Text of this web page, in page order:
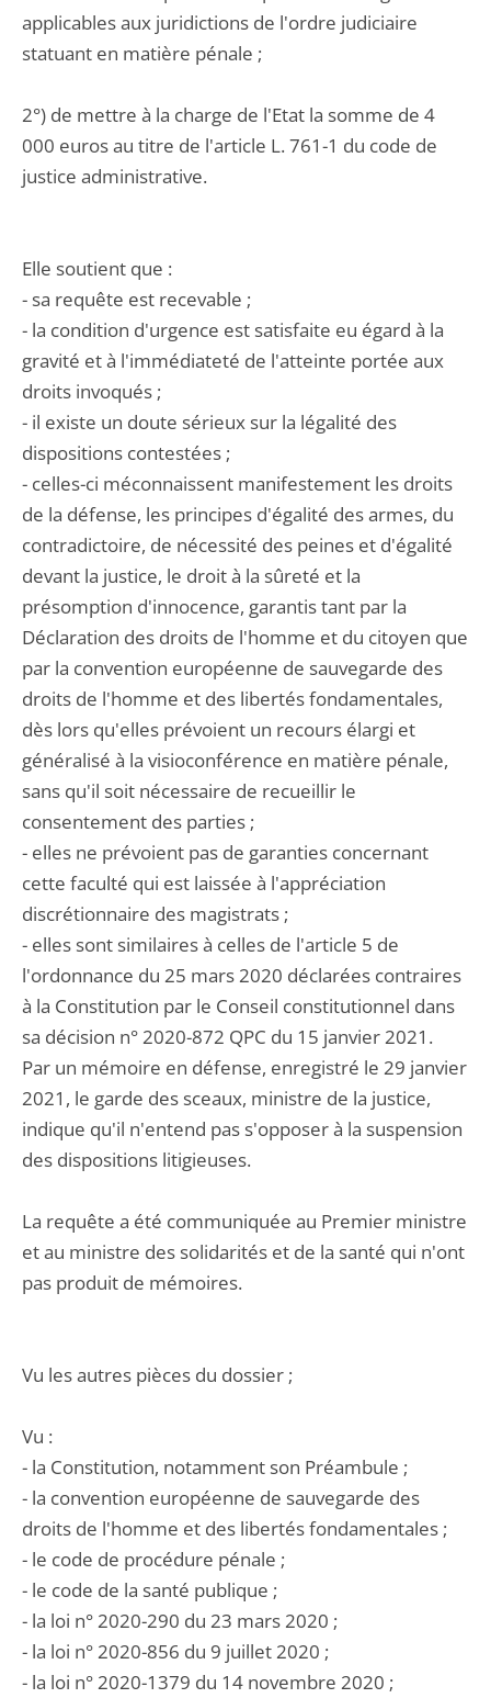
applicables aux juridictions de l'ordre judiciaire
statuant en matière pénale ;
2°) de mettre à la charge de l'Etat la somme de 4
000 euros au titre de l'article L. 761-1 du code de
justice administrative.
Elle soutient que :
- sa requête est recevable ;
- la condition d'urgence est satisfaite eu égard à la
gravité et à l'immédiateté de l'atteinte portée aux
droits invoqués ;
- il existe un doute sérieux sur la légalité des
dispositions contestées ;
- celles-ci méconnaissent manifestement les droits
de la défense, les principes d'égalité des armes, du
contradictoire, de nécessité des peines et d'égalité
devant la justice, le droit à la sûreté et la
présomption d'innocence, garantis tant par la
Déclaration des droits de l'homme et du citoyen que
par la convention européenne de sauvegarde des
droits de l'homme et des libertés fondamentales,
dès lors qu'elles prévoient un recours élargi et
généralisé à la visioconférence en matière pénale,
sans qu'il soit nécessaire de recueillir le
consentement des parties ;
- elles ne prévoient pas de garanties concernant
cette faculté qui est laissée à l'appréciation
discrétionnaire des magistrats ;
- elles sont similaires à celles de l'article 5 de
l'ordonnance du 25 mars 2020 déclarées contraires
à la Constitution par le Conseil constitutionnel dans
sa décision n° 2020-872 QPC du 15 janvier 2021.
Par un mémoire en défense, enregistré le 29 janvier
2021, le garde des sceaux, ministre de la justice,
indique qu'il n'entend pas s'opposer à la suspension
des dispositions litigieuses.
La requête a été communiquée au Premier ministre
et au ministre des solidarités et de la santé qui n'ont
pas produit de mémoires.
Vu les autres pièces du dossier ;
Vu :
- la Constitution, notamment son Préambule ;
- la convention européenne de sauvegarde des
droits de l'homme et des libertés fondamentales ;
- le code de procédure pénale ;
- le code de la santé publique ;
- la loi n° 2020-290 du 23 mars 2020 ;
- la loi n° 2020-856 du 9 juillet 2020 ;
- la loi n° 2020-1379 du 14 novembre 2020 ;